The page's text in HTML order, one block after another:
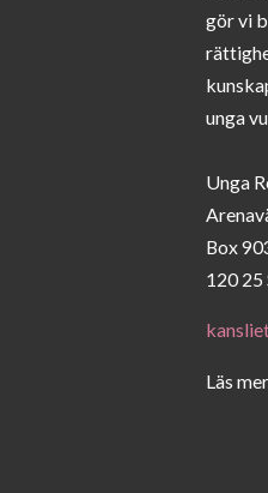
gör vi
unga
Unga
Box
120 25
Läs